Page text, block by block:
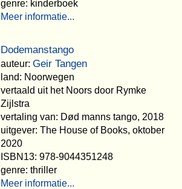
genre: kinderboek
Meer informatie...
Dodemanstango
auteur: Geir Tangen
land: Noorwegen
vertaald uit het Noors door Rymke
Zijlstra
vertaling van: Død manns tango, 2018
uitgever: The House of Books, oktober
2020
ISBN13: 978-9044351248
genre: thriller
Meer informatie...